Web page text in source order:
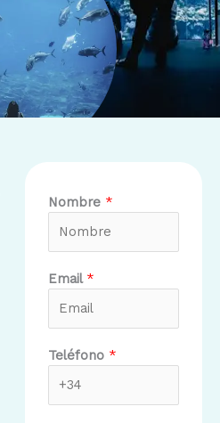
Nombre *
Email *
Teléfono *